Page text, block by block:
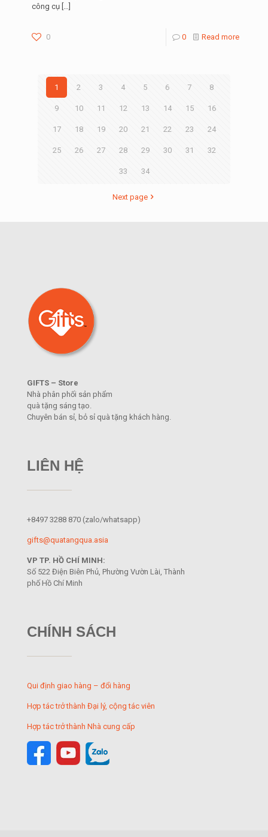
công cụ […]
0 0 Read more
1 2 3 4 5 6 7 8
9 10 11 12 13 14 15 16
17 18 19 20 21 22 23 24
25 26 27 28 29 30 31 32
33 34
Next page
GIFTS – Store
Nhà phân phối sản phẩm
quà tặng sáng tạo.
Chuyên bán sỉ, bỏ sỉ quà tặng khách hàng.
LIÊN HỆ
+8497 3288 870 (zalo/whatsapp)
gifts@quatangqua.asia
VP TP. HỒ CHÍ MINH:
Số 522 Điện Biên Phủ, Phường Vườn Lài, Thành
phố Hồ Chí Minh
CHÍNH SÁCH
Qui định giao hàng – đổi hàng
Hợp tác trở thành Đại lý, cộng tác viên
Hợp tác trở thành Nhà cung cấp